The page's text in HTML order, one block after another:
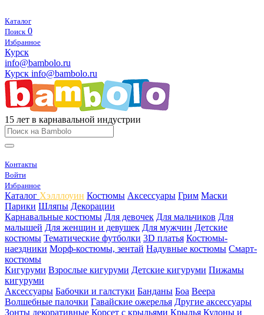
Каталог
Поиск 0
Избранное
Курск
info@bambolo.ru
Курск info@bambolo.ru
15 лет в карнавальной индустрии
Контакты
Войти
Избранное
Каталог Хэлллоуин Костюмы Аксессуары Грим Маски
Парики Шляпы Декорации
Карнавальные костюмы Для девочек Для мальчиков Для
малышей Для женщин и девушек Для мужчин Детские
костюмы Тематические футболки 3D платья Костюмы-
наездники Морф-костюмы, зентай Надувные костюмы Смарт-
костюмы
Кигуруми Взрослые кигуруми Детские кигуруми Пижамы
кигуруми
Аксессуары Бабочки и галстуки Банданы Боа Веера
Волшебные палочки Гавайские ожерелья Другие аксессуары
Зонты декоративные Корсет с крыльями Крылья Кулоны и